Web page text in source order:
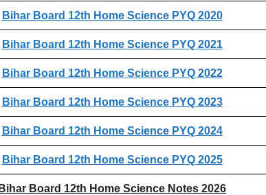
Bihar Board 12th Home Science PYQ 2020
Bihar Board 12th Home Science PYQ 2021
Bihar Board 12th Home Science PYQ 2022
Bihar Board 12th Home Science PYQ 2023
Bihar Board 12th Home Science PYQ 2024
Bihar Board 12th Home Science PYQ 2025
Bihar Board 12th Home Science Notes 2026